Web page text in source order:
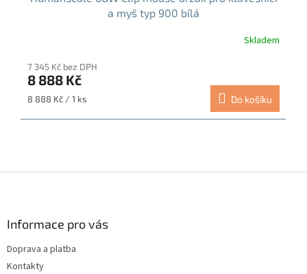
a myš typ 900 bílá
Skladem
7 345 Kč bez DPH
8 888 Kč
Měrná
8 888 Kč / 1 ks Do košíku
Informace pro vás
Doprava a platba
Kontakty